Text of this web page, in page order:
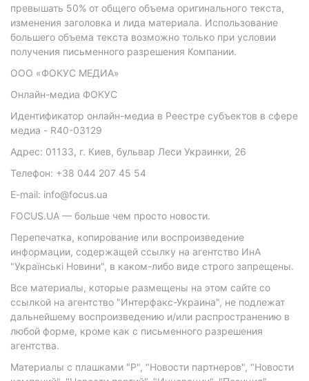
превышать 50% от общего объема оригинального текста,
изменения заголовка и лида материала. Использование
большего объема текста возможно только при условии
получения письменного разрешения Компании.
ООО «ФОКУС МЕДИА»
Онлайн-медиа ФОКУС
Идентификатор онлайн-медиа в Реестре субъектов в сфере
медиа - R40-03129
Адрес: 01133, г. Киев, бульвар Леси Украинки, 26
Телефон: +38 044 207 45 54
E-mail: info@focus.ua
FOCUS.UA — больше чем просто новости.
Перепечатка, копирование или воспроизведение
информации, содержащей ссылку на агентство ИнА
"Українські Новини", в каком-либо виде строго запрещены.
Все материалы, которые размещены на этом сайте со
ссылкой на агентство "Интерфакс-Украина", не подлежат
дальнейшему воспроизведению и/или распространению в
любой форме, кроме как с письменного разрешения
агентства.
Материалы с плашками "Р", "Новости партнеров", "Новости